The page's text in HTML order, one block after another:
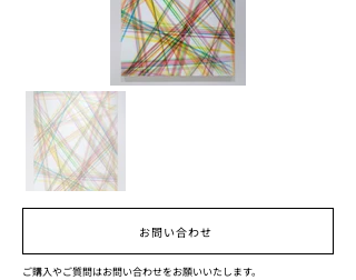
お問い合わせ
ご購入やご質問はお問い合わせをお願いいたします。